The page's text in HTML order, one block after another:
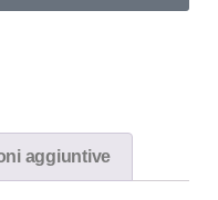
aggiuntive